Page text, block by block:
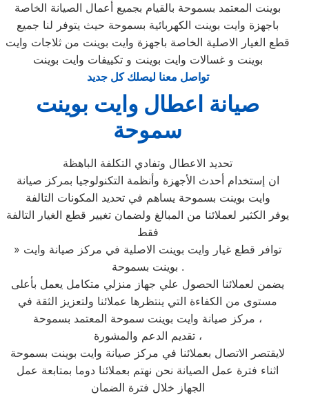
بوينت المعتمد بسموحة بالقيام بجميع أعمال الصيانة الخاصة
باجهزة وايت بوينت الكهربائية بسموحة حيث يتوفر لنا جميع
قطع الغيار الاصلية الخاصة باجهزة وايت بوينت من ثلاجات وايت
بوينت و غسالات وايت بوينت و تكييفات وايت بوينت
تواصل معنا ليصلك كل جديد
صيانة اعطال وايت بوينت
سموحة
تحديد الاعطال وتفادي التكلفة الباهظة
ان إستخدام أحدث الأجهزة وأنظمة التكنولوجيا بمركز صيانة
وايت بوينت بسموحة يساهم في تحديد المكونات التالفة
يوفر الكثير لعملائنا من المبالغ ولضمان تغيير قطع الغيار التالفة
فقط
» توافر قطع غيار وايت بوينت الاصلية في مركز صيانة وايت
بوينت بسموحة .
يضمن لعملائنا الحصول علي جهاز منزلي متكامل يعمل بأعلى
مستوى من الكفاءة التي ينتظرها عملائنا ولتعزيز الثقة في
مركز صيانة وايت بوينت سموحة المعتمد بسموحة ،
تقديم الدعم والمشورة ،
لايقتصر الاتصال بعملائنا في مركز صيانة وايت بوينت بسموحة
اثناء فترة عمل الصيانة نحن نهتم بعملائنا دوما بمتابعة عمل
الجهاز خلال فترة الضمان